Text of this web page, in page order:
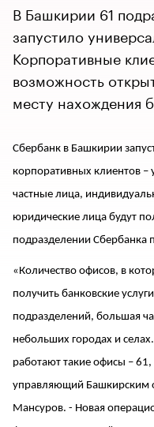
В Башкирии 61
запустило
Корпоративные
возможность
месту нахождения
Сбербанк в Башкирии
корпоративных клиентов
частные лица,
юридические лица будут
подразделении Сбербанка
«Количество офисов, в
получить банковские
подразделений, большая
небольших городах и
работают такие офисы –
управляющий Башкирским
Мансуров. - Новая